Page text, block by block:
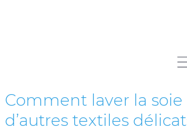
Comment laver la soie
d’autres textiles